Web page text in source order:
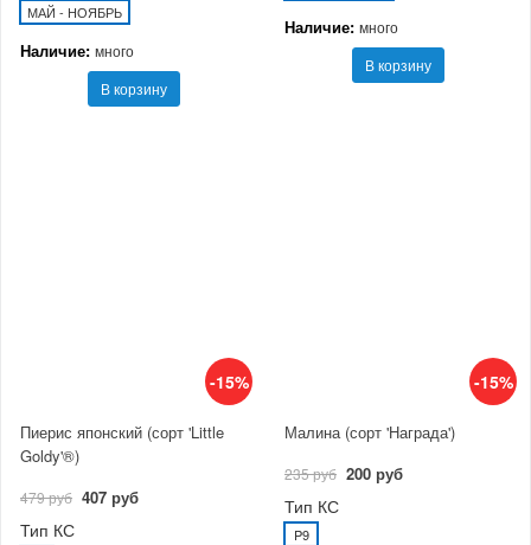
МАЙ - НОЯБРЬ
Наличие: много
В корзину
Наличие: много
В корзину
-15%
Пиерис японский (сорт 'Little
Goldy'®)
479 руб 407 руб
Тип КС
-15%
Малина (сорт 'Награда')
235 руб 200 руб
Тип КС
P9